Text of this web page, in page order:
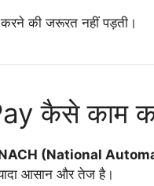
की जरूरत नहीं पड़ती।
कैसे काम
(National
आसान और तेज है।